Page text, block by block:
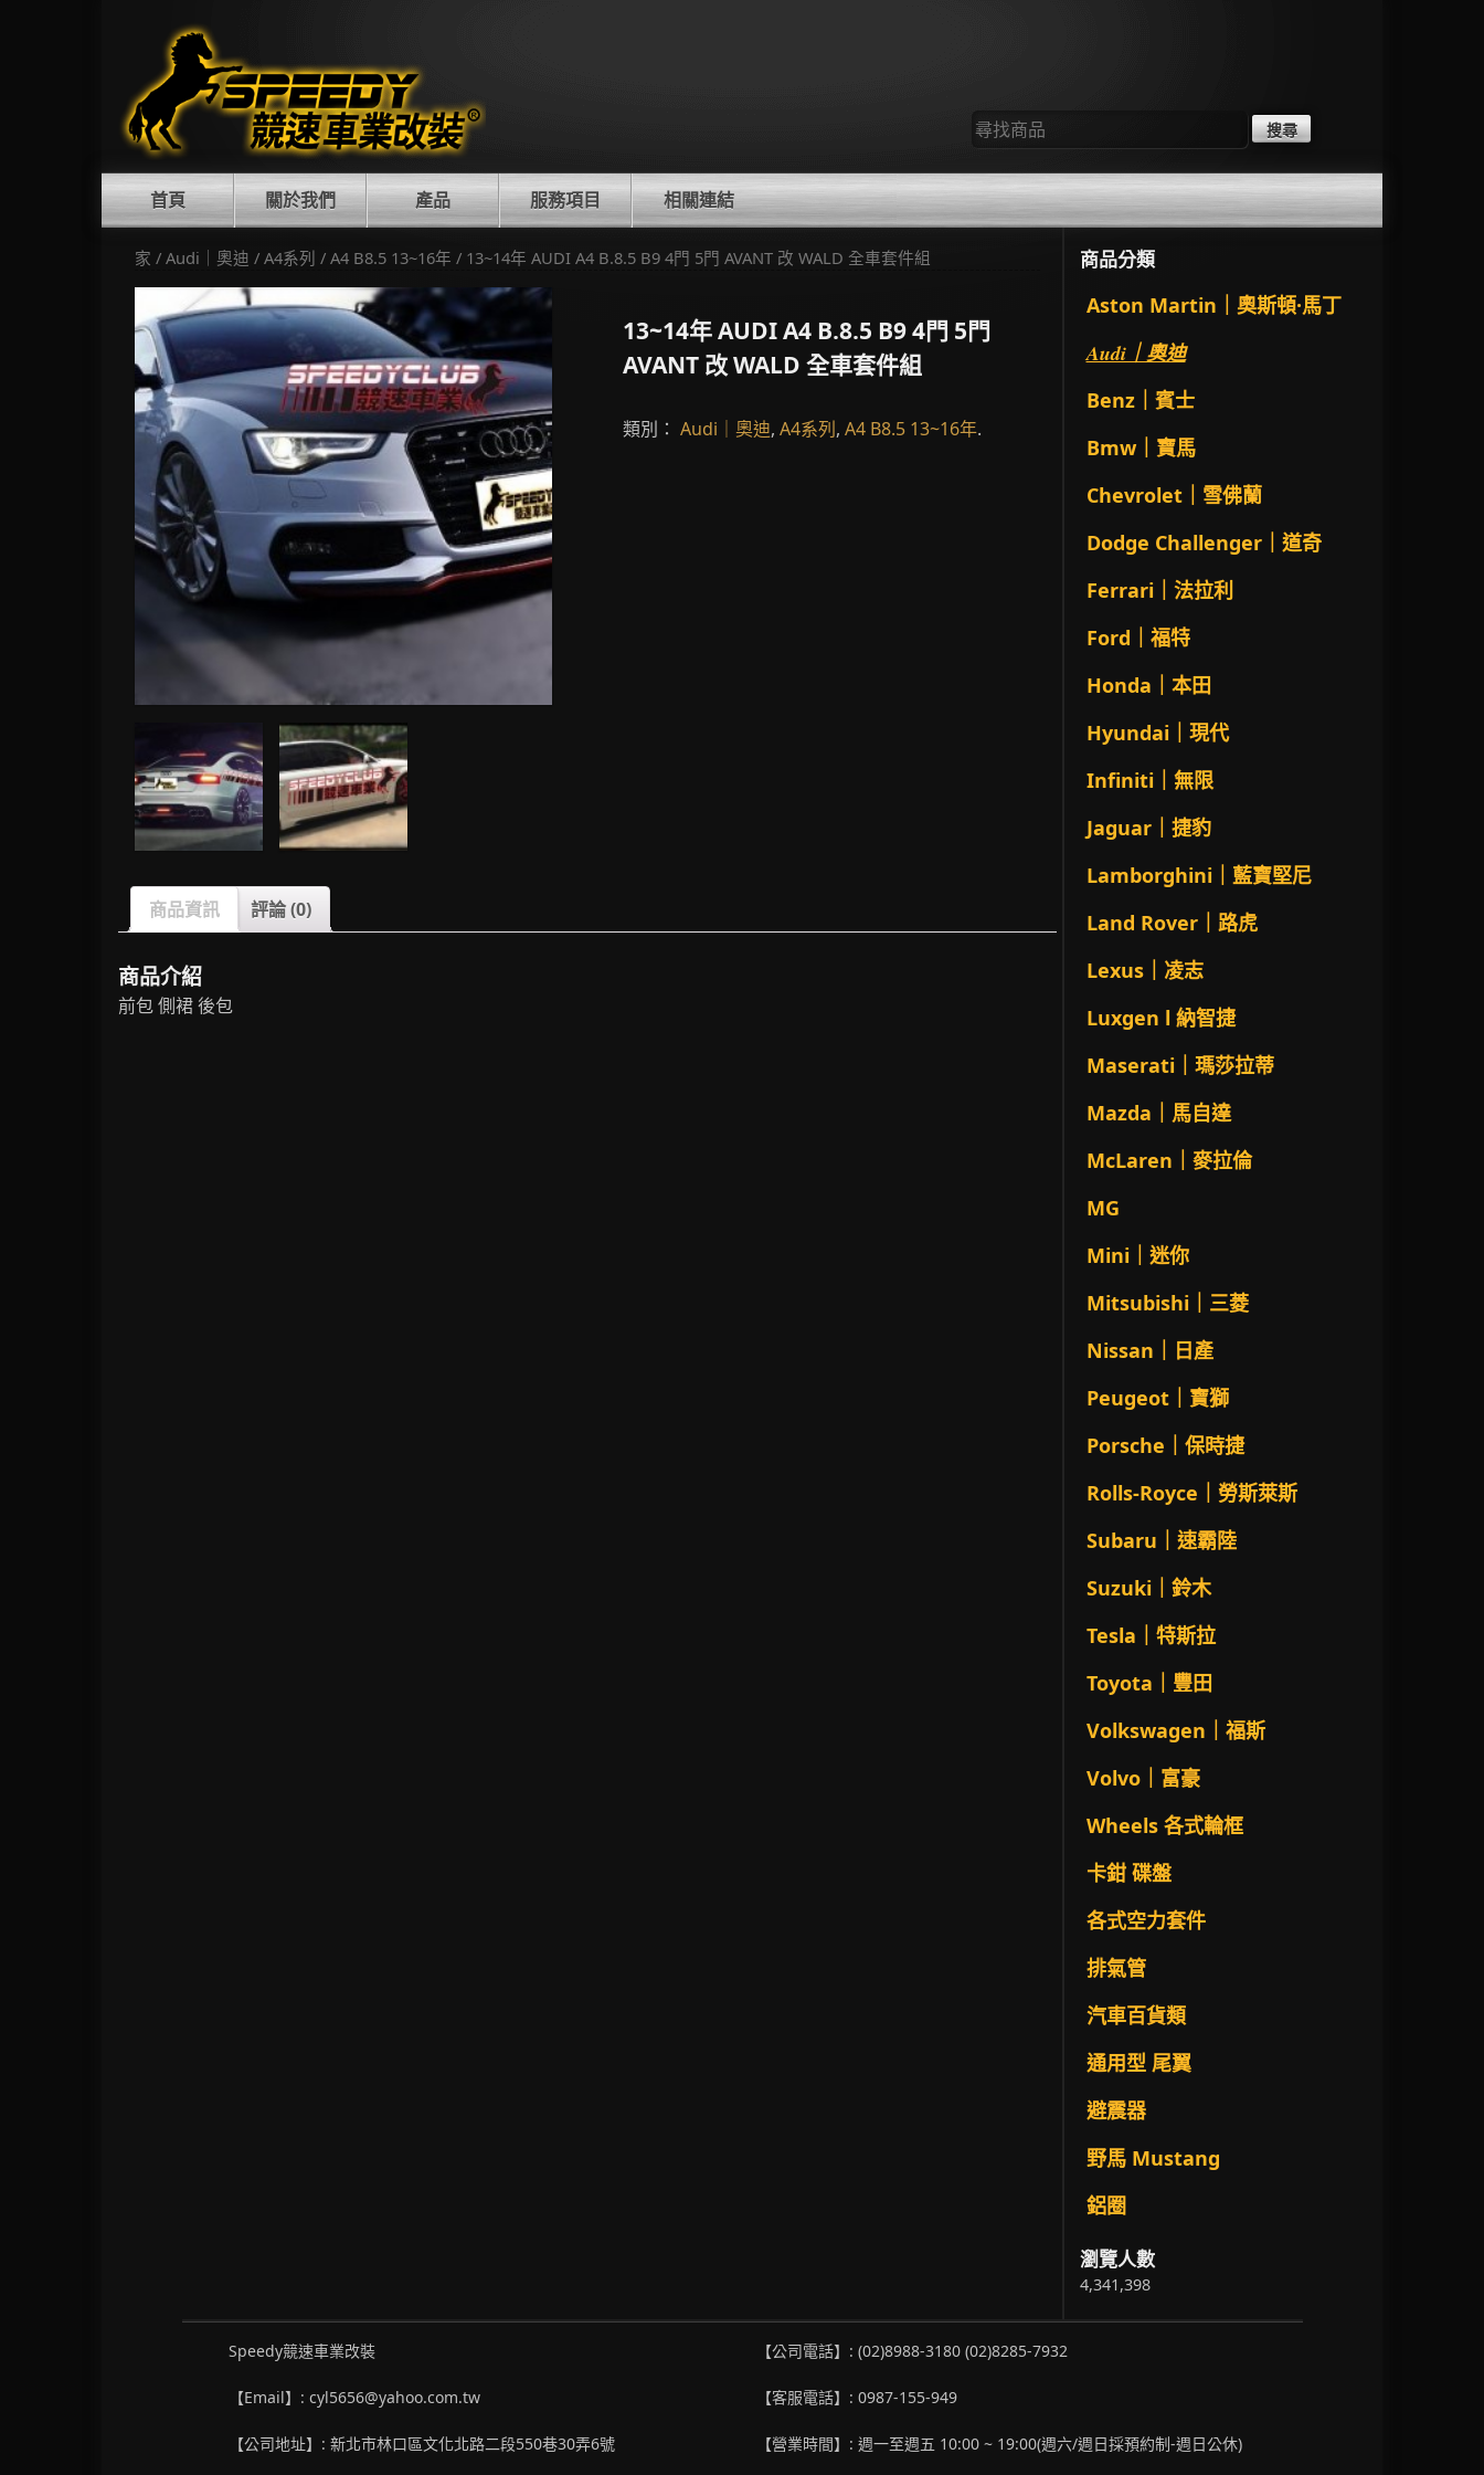
尋
找：
首頁 關於我們 產品 服務項目 相關連結
家 / Audi｜奧迪 / A4系列 / A4 B8.5 13~16年 / 13~14年 AUDI A4 B.8.5 B9 4門 5門 AVANT 改 WALD 全車套件組
13~14年 AUDI A4 B.8.5 B9 4門 5門
AVANT 改 WALD 全車套件組
類別： Audi｜奧迪, A4系列, A4 B8.5 13~16年.
商品資訊 評論 (0)
商品介紹
前包 側裙 後包
商品分類
Aston Martin｜奧斯頓·馬丁
Audi｜奧迪
Benz｜賓士
Bmw｜寶馬
Chevrolet｜雪佛蘭
Dodge Challenger｜道奇
Ferrari｜法拉利
Ford｜福特
Honda｜本田
Hyundai｜現代
Infiniti｜無限
Jaguar｜捷豹
Lamborghini｜藍寶堅尼
Land Rover｜路虎
Lexus｜凌志
Luxgen l 納智捷
Maserati｜瑪莎拉蒂
Mazda｜馬自達
McLaren｜麥拉倫
MG
Mini｜迷你
Mitsubishi｜三菱
Nissan｜日產
Peugeot｜寶獅
Porsche｜保時捷
Rolls-Royce｜勞斯萊斯
Subaru｜速霸陸
Suzuki｜鈴木
Tesla｜特斯拉
Toyota｜豐田
Volkswagen｜福斯
Volvo｜富豪
Wheels 各式輪框
卡鉗 碟盤
各式空力套件
排氣管
汽車百貨類
通用型 尾翼
避震器
野馬 Mustang
鋁圈
瀏覽人數
4,341,398
Speedy競速車業改裝
【Email】: cyl5656@yahoo.com.tw
【公司地址】: 新北市林口區文化北路二段550巷30弄6號
【公司電話】: (02)8988-3180 (02)8285-7932
【客服電話】: 0987-155-949
【營業時間】: 週一至週五 10:00 ~ 19:00(週六/週日採預約制-週日公休)